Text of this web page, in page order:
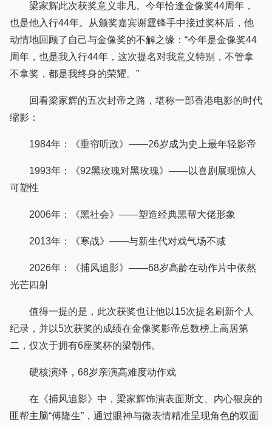
梁家辉此次获奖意义非凡。今年恰逢金像奖44周年，
也是他入行44年。从颁奖嘉宾谢霆锋手中接过奖杯后，他
动情地回顾了自己与金像奖的不解之缘：“今年是金像奖44
周年，也是我入行44年，这次提名对我意义特别，不管拿
不拿奖，都是我终身的荣耀。”
回看梁家辉的五次封帝之路，堪称一部香港电影的时代
缩影：
1984年：《垂帘听政》——26岁成为史上最年轻影帝
1993年：《92黑玫瑰对黑玫瑰》——以喜剧展现惊人
可塑性
2006年：《黑社会》——塑造经典黑帮大佬形象
2013年：《寒战》——与新生代对戏气场不减
2026年：《捕风追影》——68岁高龄在动作片中依然
光芒四射
值得一提的是，此次获奖也让他以15次提名刷新个人
纪录，并以5次获奖的成绩在金像奖影帝总数榜上高居第
二，仅次于拥有6座奖杯的梁朝伟。
硬核演绎，68岁亲演高难度动作戏
在《捕风追影》中，梁家辉饰演表面斯文、内心狠戾的
匪帮主脑“傅隆生”，通过眼神与微表情精准呈现角色的双面